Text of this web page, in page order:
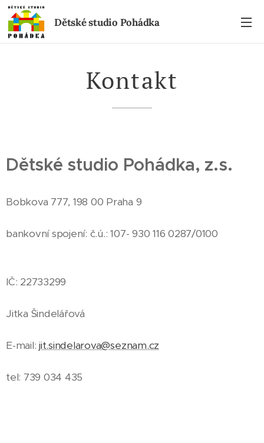
Dětské studio Pohádka
Kontakt
Dětské studio Pohádka, z.s.
Bobkova 777, 198 00 Praha 9
bankovní spojení: č.ú.: 107- 930 116 0287/0100
IČ: 22733299
Jitka Šindelářová
E-mail:jit.sindelarova@seznam.cz
tel: 739 034 435